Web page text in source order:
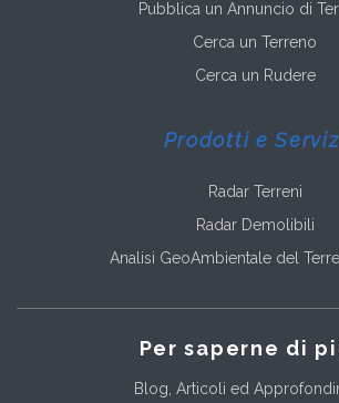
Pubblica un Annuncio di
Cerca un Terreno
Cerca un Rudere
Prodotti e
Radar Terreni
Radar Demolibili
Analisi GeoAmbientale del
Per saperne di
Blog, Articoli ed